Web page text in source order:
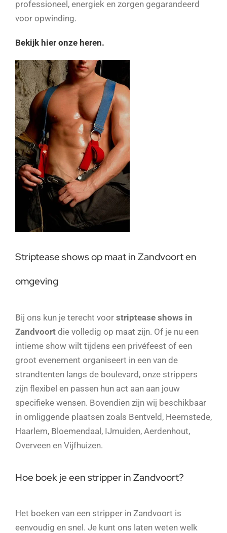
professioneel, energiek en zorgen gegarandeerd
voor opwinding.
Bekijk hier onze heren.
Striptease shows op maat in Zandvoort en
omgeving
Bij ons kun je terecht voor striptease shows in
Zandvoortdie volledig op maat zijn. Of je nu een
intieme show wilt tijdens een privéfeest of een
groot evenement organiseert in een van de
strandtenten langs de boulevard, onze strippers
zijn flexibel en passen hun act aan aan jouw
specifieke wensen. Bovendien zijn wij beschikbaar
in omliggende plaatsen zoals Bentveld, Heemstede,
Haarlem, Bloemendaal, IJmuiden, Aerdenhout,
Overveen en Vijfhuizen.
Hoe boek je een stripper in Zandvoort?
Het boeken van een stripper in Zandvoort is
eenvoudig en snel. Je kunt ons laten weten welk